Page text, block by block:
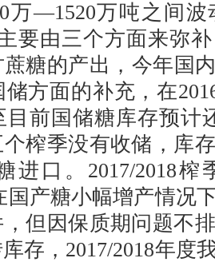
万—1520万吨之间
要由三个方面来弥
糖的产出，今年国
方面的补充，在
前国储糖库存预计
榨季没有收储，库
进口。2017/2018榨
国产糖小幅增产情况
但因保质期问题不
存，2017/2018年度